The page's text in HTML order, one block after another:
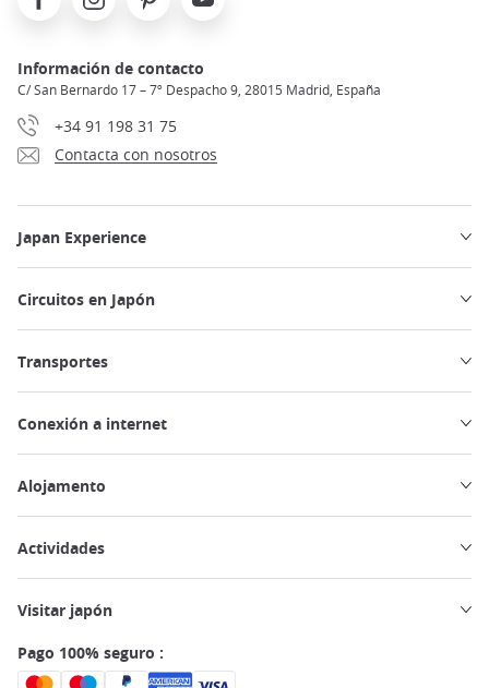
Información de contacto
C/ San Bernardo 17 – 7º Despacho 9, 28015 Madrid, España
+34 91 198 31 75
Contacta con nosotros
Japan Experience
Circuitos en Japón
Transportes
Conexión a internet
Alojamento
Actividades
Visitar japón
Pago 100% seguro :